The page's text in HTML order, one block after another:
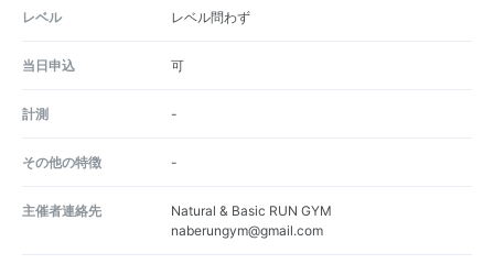
レベル レベル問わず
当日申込 可
計測 -
その他の特徴 -
主催者連絡先
Natural & Basic RUN GYM
naberungym@gmail.com